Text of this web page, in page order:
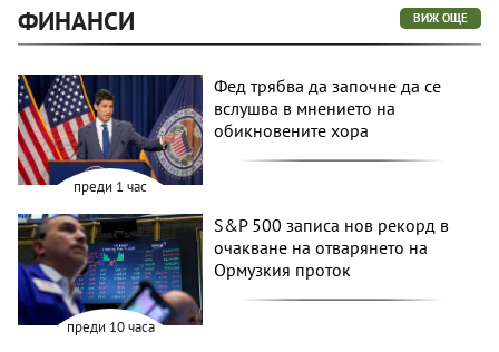
ФИНАНСИ ВИЖ ОЩЕ
преди 1 час
Фед трябва да започне да се
вслушва в мнението на
обикновените хора
преди 10 часа
S&P 500 записа нов рекорд в
очакване на отварянето на
Ормузкия проток